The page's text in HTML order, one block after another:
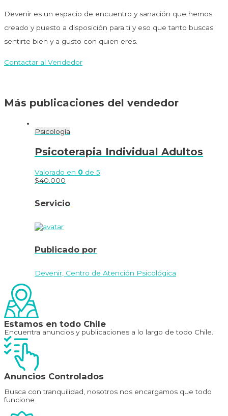
Devenir es un espacio de encuentro y sanación que hemos
creado y puesto a disposición para ti y eso que tanto buscas:
sentirte bien y a gusto con quien eres.
Contactar al Vendedor
Más publicaciones del vendedor
Psicología
Psicoterapia Individual Adultos
Valorado en 0 de 5
$40.000
Servicio
Publicado por
Devenir, Centro de Atención Psicológica
Estamos en todo Chile
Encuentra anuncios y publicaciones a lo largo de todo Chile.
Anuncios Controlados
Busca con tranquilidad, nosotros nos encargamos que todo
funcione.